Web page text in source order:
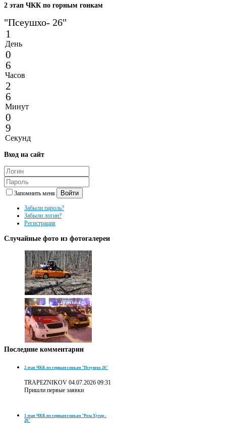
2 этап ЧКК по горным гонкам
"Псеушхо- 26"
1
День
0
6
Часов
2
6
Минут
0
9
Секунд
Вход на сайт
Запомнить меня Войти
Забыли пароль?
Забыли логин?
Регистрация
Случайные фото из фотогалереи
Последние комментарии
2 этап ЧКК по горным гонкам "Псеушхо-26"
TRAPEZNIKOV 04.07.2026 09:31
Пришли первые заявки
1 этап ЧКК по горным гонкам "Роза Хутор -
26"